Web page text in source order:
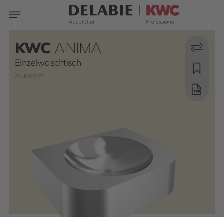
KWC ANIMA
Einzelwaschtisch
ANMX502